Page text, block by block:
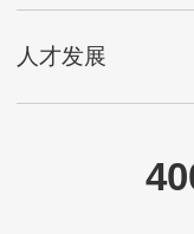
人才发展